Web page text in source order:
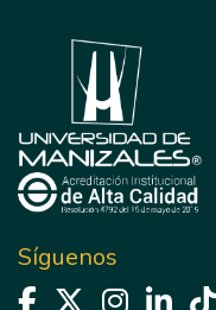
Síguenos